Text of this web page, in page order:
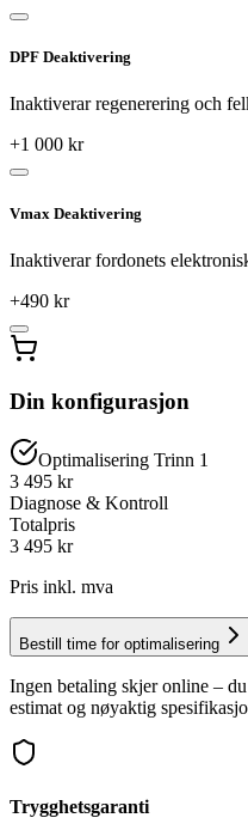
DPF Deaktivering
Inaktiverar regenerering och
+1 000 kr
Vmax Deaktivering
Inaktiverar fordonets
+490 kr
Din konfigurasjon
Optimalisering Trinn 1
3 495 kr
Diagnose & Kontroll
Totalpris
3 495 kr
Pris inkl. mva
Bestill time for optimalisering
Ingen betaling skjer online –
estimat og nøyaktig
Trygghetsgaranti